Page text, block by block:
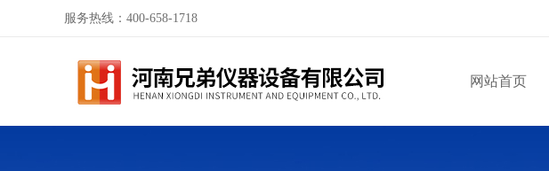
服务热线：400-658-1718
网站首页